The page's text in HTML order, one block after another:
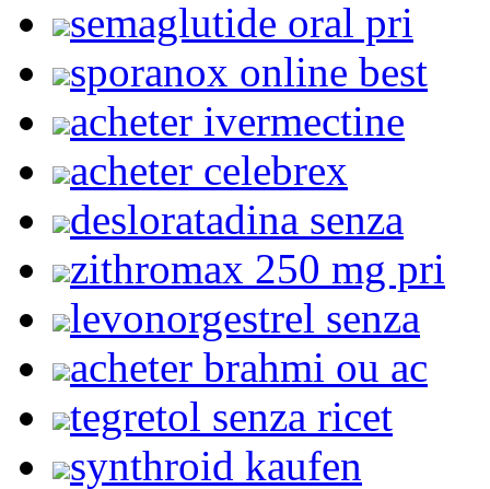
semaglutide oral pri
sporanox online best
acheter ivermectine
acheter celebrex
desloratadina senza
zithromax 250 mg pri
levonorgestrel senza
acheter brahmi ou ac
tegretol senza ricet
synthroid kaufen